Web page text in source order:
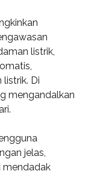
listrik,
Di
mengandalkan
jelas,
mendadak